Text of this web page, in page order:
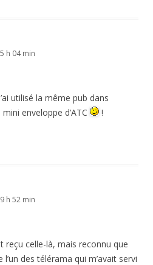
h 04 min
utilisé la même pub dans
enveloppe d’ATC
!
h 52 min
reçu celle-là, mais reconnu que
des télérama qui m’avait servi